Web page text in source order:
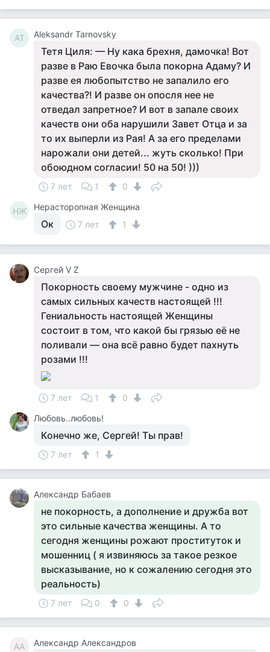
AT Aleksandr Tarnovsky
Тетя Циля: — Ну кака брехня, дамочка! Вот
разве в Раю Евочка была покорна Адаму? И
разве ея любопытство не запалило его
качества?! И разве он опосля нее не
отведал запретное? И вот в запале своих
качеств они оба нарушили Завет Отца и за
то их выперли из Рая! А за его пределами
нарожали они детей... жуть сколько! При
обоюдном согласии! 50 на 50! )))
7 лет 1 0
НЖ Нерасторопная Женщина
Ок 7 лет 1
Сергей V Z
Покорность своему мужчине - одно из
самых сильных качеств настоящей !!!
Гениальность настоящей Женщины
состоит в том, что какой бы грязью её не
поливали — она всё равно будет пахнуть
розами !!!
7 лет 1
0
Любовь..любовь!
Конечно же, Сергей! Ты прав!
7 лет 1
Александр Бабаев
не покорность, а дополнение и дружба вот
это сильные качества женщины. А то
сегодня женщины рожают проституток и
мошенниц ( я извиняюсь за такое резкое
высказывание, но к сожалению сегодня это
реальность)
7 лет 0 0
АА Александр Александров